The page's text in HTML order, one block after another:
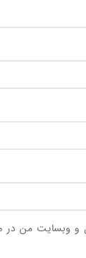
و وبسایت من در